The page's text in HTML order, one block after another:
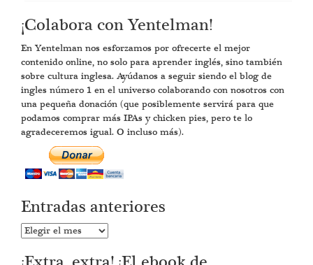
¡Colabora con Yentelman!
En Yentelman nos esforzamos por ofrecerte el mejor
contenido online, no solo para aprender inglés, sino también
sobre cultura inglesa. Ayúdanos a seguir siendo el blog de
ingles número 1 en el universo colaborando con nosotros con
una pequeña donación (que posiblemente servirá para que
podamos comprar más IPAs y chicken pies, pero te lo
agradeceremos igual. O incluso más).
Entradas anteriores
Entradas